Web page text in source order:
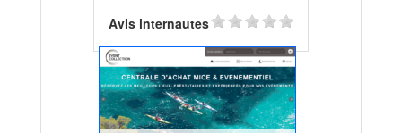
Avis internautes